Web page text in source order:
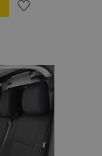
lista
desideri